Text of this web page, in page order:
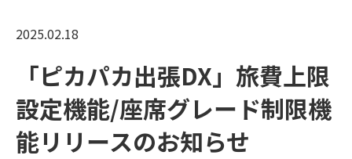
2025.02.18
「ピカパカ出張DX」旅費上限
設定機能/座席グレード制限機
能リリースのお知らせ